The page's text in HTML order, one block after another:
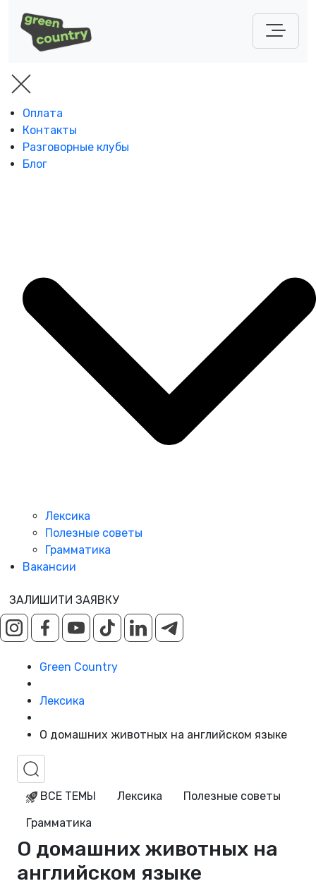
Оплата
Контакты
Разговорные клубы
Блог
Лексика
Полезные советы
Грамматика
Вакансии
ЗАЛИШИТИ ЗАЯВКУ
Green Country
Лексика
О домашних животных на английском языке
ВСЕ ТЕМЫ Лексика
Полезные советы
Грамматика
О домашних животных на
английском языке